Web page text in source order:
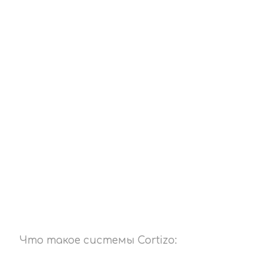
Что такое системы Cortizo: